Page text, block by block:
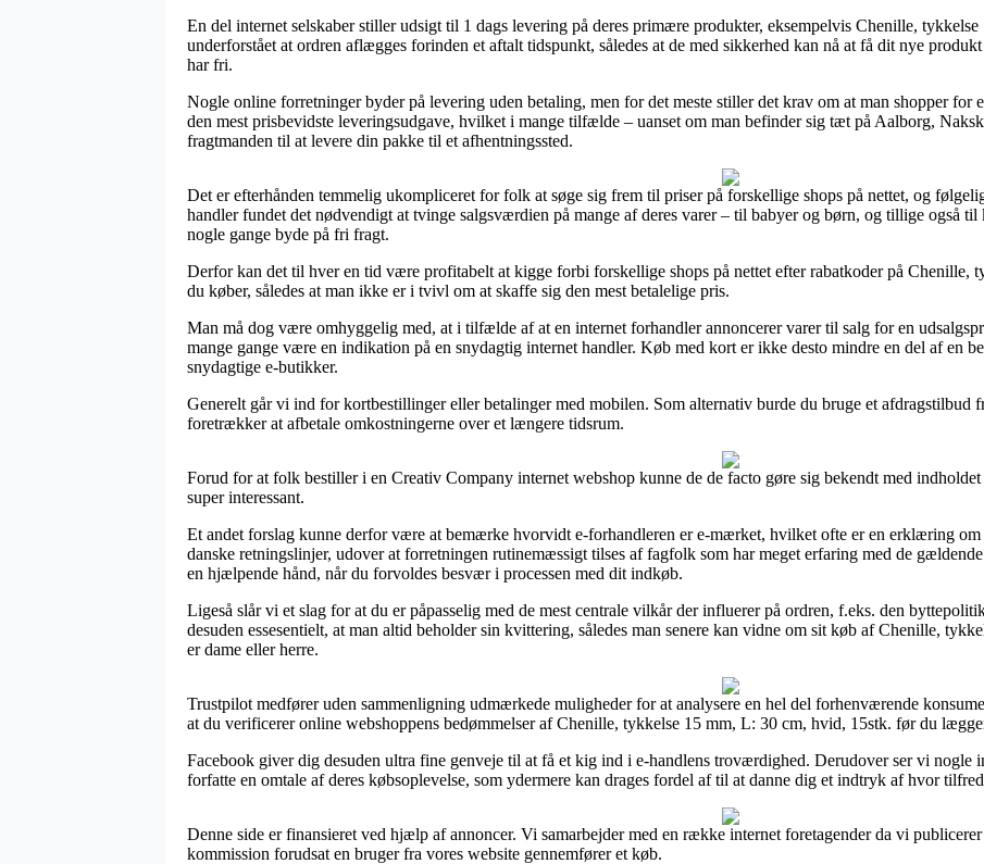
En del internet selskaber stiller udsigt til 1 dags levering på deres primære produkter, eksempelvis Chenille,
underforstået at ordren aflægges forinden et aftalt tidspunkt, således at de med sikkerhed kan nå at få dit nye
har fri.
Nogle online forretninger byder på levering uden betaling, men for det meste stiller det krav om at man shopper
den mest prisbevidste leveringsudgave, hvilket i mange tilfælde – uanset om man befinder sig tæt på Aalborg,
fragtmanden til at levere din pakke til et afhentningssted.
Det er efterhånden temmelig ukompliceret for folk at søge sig frem til priser på forskellige shops på nettet, og
handler fundet det nødvendigt at tvinge salgsværdien på mange af deres varer – til babyer og børn, og tillige også
nogle gange byde på fri fragt.
Derfor kan det til hver en tid være profitabelt at kigge forbi forskellige shops på nettet efter rabatkoder på Chenille,
du køber, således at man ikke er i tvivl om at skaffe sig den mest betalelige pris.
Man må dog være omhyggelig med, at i tilfælde af at en internet forhandler annoncerer varer til salg for en
mange gange være en indikation på en snydagtig internet handler. Køb med kort er ikke desto mindre en del af en
snydagtige e-butikker.
Generelt går vi ind for kortbestillinger eller betalinger med mobilen. Som alternativ burde du bruge et afdragstilbud
foretrækker at afbetale omkostningerne over et længere tidsrum.
Forud for at folk bestiller i en Creativ Company internet webshop kunne de de facto gøre sig bekendt med
super interessant.
Et andet forslag kunne derfor være at bemærke hvorvidt e-forhandleren er e-mærket, hvilket ofte er en erklæring
danske retningslinjer, udover at forretningen rutinemæssigt tilses af fagfolk som har meget erfaring med de
en hjælpende hånd, når du forvoldes besvær i processen med dit indkøb.
Ligeså slår vi et slag for at du er påpasselig med de mest centrale vilkår der influerer på ordren, f.eks. den
desuden essesentielt, at man altid beholder sin kvittering, således man senere kan vidne om sit køb af Chenille,
er dame eller herre.
Trustpilot medfører uden sammenligning udmærkede muligheder for at analysere en hel del forhenværende
at du verificerer online webshoppens bedømmelser af Chenille, tykkelse 15 mm, L: 30 cm, hvid, 15stk. før du
Facebook giver dig desuden ultra fine genveje til at få et kig ind i e-handlens troværdighed. Derudover ser vi nogle
forfatte en omtale af deres købsoplevelse, som ydermere kan drages fordel af til at danne dig et indtryk af hvor
Denne side er finansieret ved hjælp af annoncer. Vi samarbejder med en række internet foretagender da vi
kommission forudsat en bruger fra vores website gennemfører et køb.